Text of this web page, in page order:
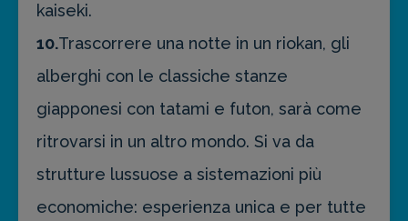
kaiseki.
10.Trascorrere una notte in un riokan, gli
alberghi con le classiche stanze
giapponesi con tatami e futon, sarà come
ritrovarsi in un altro mondo. Si va da
strutture lussuose a sistemazioni più
economiche: esperienza unica e per tutte